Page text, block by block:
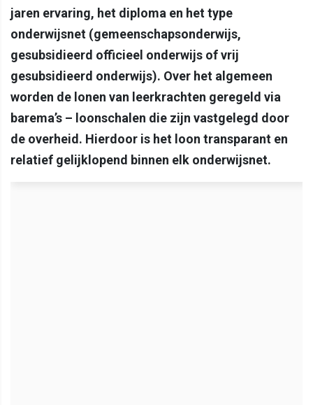
jaren ervaring, het diploma en het type
onderwijsnet (gemeenschapsonderwijs,
gesubsidieerd officieel onderwijs of vrij
gesubsidieerd onderwijs). Over het algemeen
worden de lonen van leerkrachten geregeld via
barema’s – loonschalen die zijn vastgelegd door
de overheid. Hierdoor is het loon transparant en
relatief gelijklopend binnen elk onderwijsnet.